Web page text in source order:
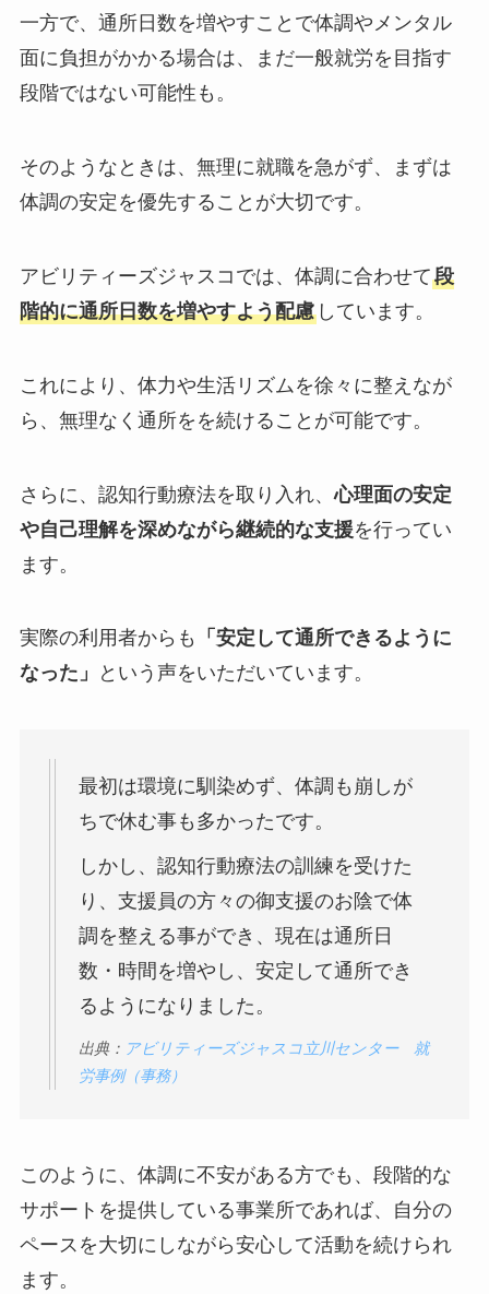
一方で、通所日数を増やすことで体調やメンタル
面に負担がかかる場合は、まだ一般就労を目指す
段階ではない可能性も。
そのようなときは、無理に就職を急がず、まずは
体調の安定を優先することが大切です。
アビリティーズジャスコでは、体調に合わせて段
階的に通所日数を増やすよう配慮しています。
これにより、体力や生活リズムを徐々に整えなが
ら、無理なく通所をを続けることが可能です。
さらに、認知行動療法を取り入れ、心理面の安定
や自己理解を深めながら継続的な支援を行ってい
ます。
実際の利用者からも
「安定して通所できるように
なった」
という声をいただいています。
最初は環境に馴染めず、体調も崩しが
ちで休む事も多かったです。
しかし、認知行動療法の訓練を受けた
り、支援員の方々の御支援のお陰で体
調を整える事ができ、現在は通所日
数・時間を増やし、安定して通所でき
るようになりました。
出典： アビリティーズジャスコ立川センター 就
労事例（事務）
このように、体調に不安がある方でも、段階的な
サポートを提供している事業所であれば、自分の
ペースを大切にしながら安心して活動を続けられ
ます。